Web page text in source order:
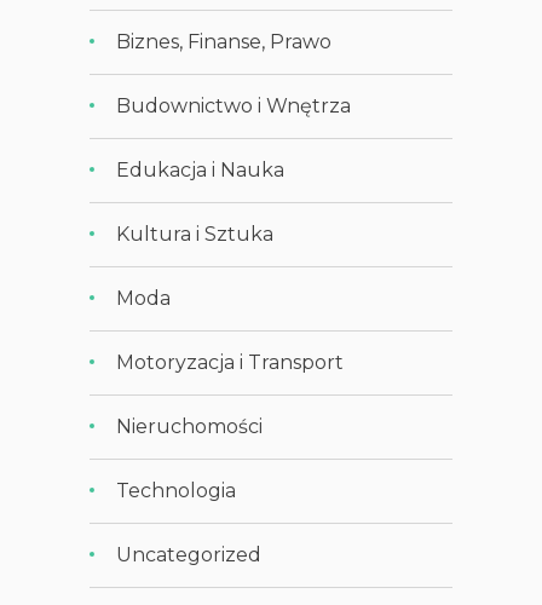
Biznes, Finanse, Prawo
Budownictwo i Wnętrza
Edukacja i Nauka
Kultura i Sztuka
Moda
Motoryzacja i Transport
Nieruchomości
Technologia
Uncategorized